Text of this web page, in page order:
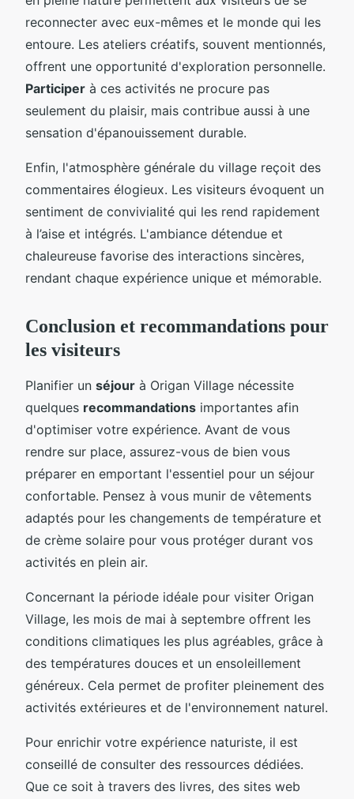
reconnecter avec eux-mêmes et le monde qui les
entoure. Les ateliers créatifs, souvent mentionnés,
offrent une opportunité d'exploration personnelle.
Participer à ces activités ne procure pas
seulement du plaisir, mais contribue aussi à une
sensation d'épanouissement durable.
Enfin, l'atmosphère générale du village reçoit des
commentaires élogieux. Les visiteurs évoquent un
sentiment de convivialité qui les rend rapidement
à l’aise et intégrés. L'ambiance détendue et
chaleureuse favorise des interactions sincères,
rendant chaque expérience unique et mémorable.
Conclusion et recommandations pour
les visiteurs
Planifier un séjour à Origan Village nécessite
quelques recommandations importantes afin
d'optimiser votre expérience. Avant de vous
rendre sur place, assurez-vous de bien vous
préparer en emportant l'essentiel pour un séjour
confortable. Pensez à vous munir de vêtements
adaptés pour les changements de température et
de crème solaire pour vous protéger durant vos
activités en plein air.
Concernant la période idéale pour visiter Origan
Village, les mois de mai à septembre offrent les
conditions climatiques les plus agréables, grâce à
des températures douces et un ensoleillement
généreux. Cela permet de profiter pleinement des
activités extérieures et de l'environnement naturel.
Pour enrichir votre expérience naturiste, il est
conseillé de consulter des ressources dédiées.
Que ce soit à travers des livres, des sites web